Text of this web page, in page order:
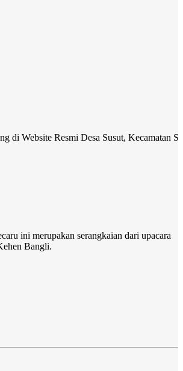
Resmi Desa Susut, Kecamatan Susut,
ini merupakan serangkaian dari upacara
Bangli.